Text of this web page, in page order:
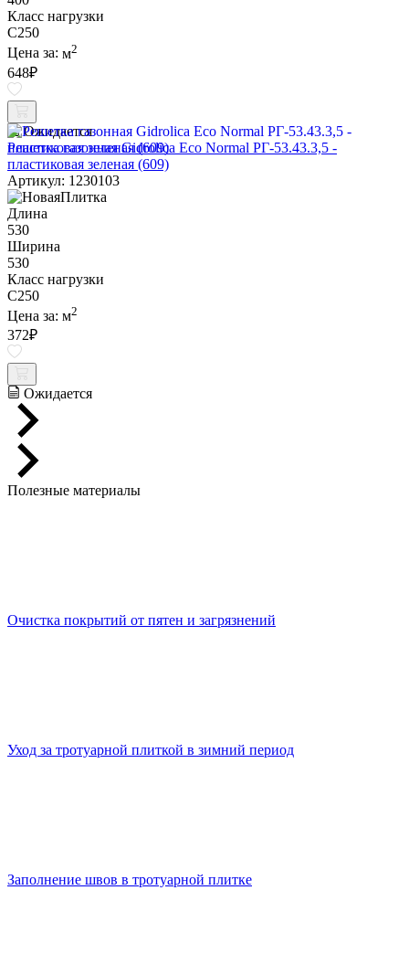
Класс нагрузки
C250
Цена за: м2
648₽
Ожидается
Решетка газонная Gidrolica Eco Normal РГ-53.43.3,5 -
пластиковая зеленая (609)
Артикул: 1230103
Длина
530
Ширина
530
Класс нагрузки
C250
Цена за: м2
372₽
Ожидается
Полезные материалы
Очистка покрытий от пятен и загрязнений
Уход за тротуарной плиткой в зимний период
Заполнение швов в тротуарной плитке